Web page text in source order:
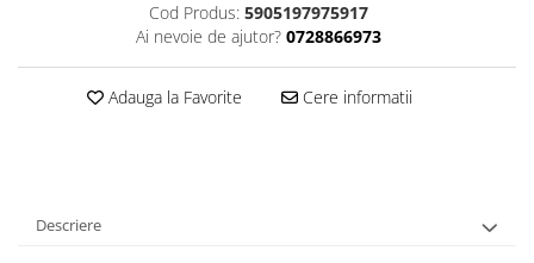
Cod Produs: 5905197975917
Ai nevoie de ajutor? 0728866973
Adauga la Favorite Cere informatii
Descriere